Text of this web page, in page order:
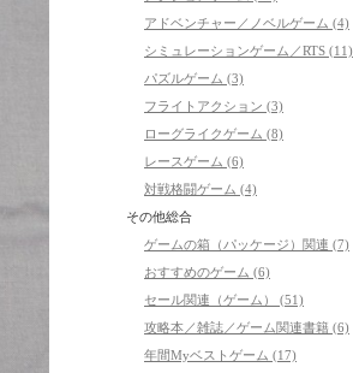
アドベンチャー／ノベルゲーム (4)
シミュレーションゲーム／RTS (11)
パズルゲーム (3)
フライトアクション (3)
ローグライクゲーム (8)
レースゲーム (6)
対戦格闘ゲーム (4)
その他総合
ゲームの箱（パッケージ）関連 (7)
おすすめのゲーム (6)
セール関連（ゲーム） (51)
攻略本／雑誌／ゲーム関連書籍 (6)
年間Myベストゲーム (17)